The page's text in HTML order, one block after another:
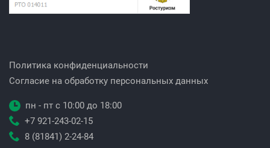
Политика конфиденциальности
Согласие на обработку персональных данных
пн - пт с 10:00 до 18:00
+7 921-243-02-15
8 (81841) 2-24-84